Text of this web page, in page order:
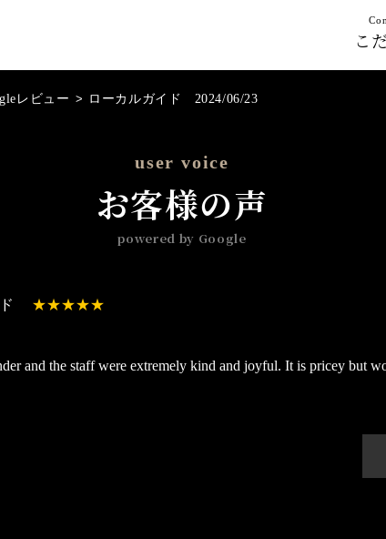
こ
レビュー > ローカルガイド 2024/06/23
user voice
お客様の声
powered by Google
and the staff were extremely kind and joyful. It is pricey but